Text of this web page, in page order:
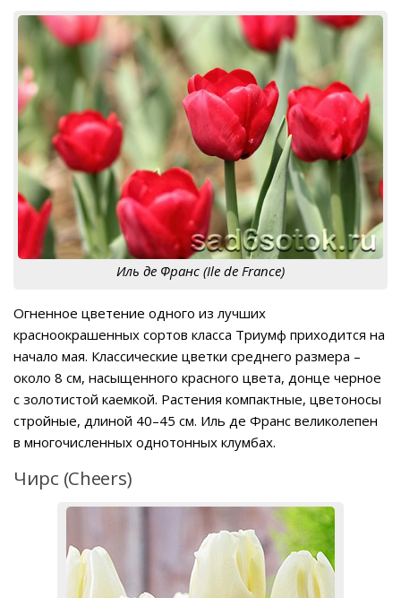
Иль де Франс (Ile de France)
Огненное цветение одного из лучших
красноокрашенных сортов класса Триумф приходится на
начало мая. Классические цветки среднего размера –
около 8 см, насыщенного красного цвета, донце черное
с золотистой каемкой. Растения компактные, цветоносы
стройные, длиной 40–45 см. Иль де Франс великолепен
в многочисленных однотонных клумбах.
Чирс (Cheers)